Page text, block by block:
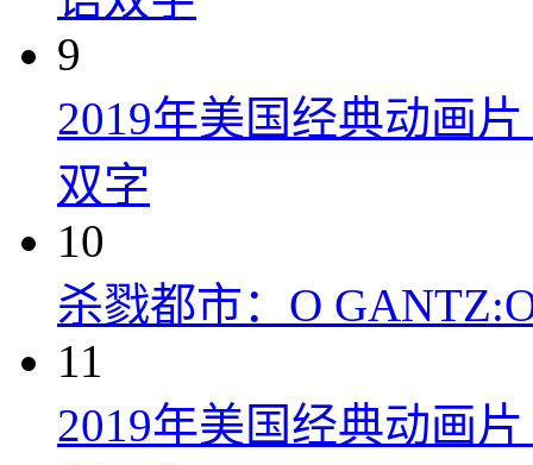
9
2019年美国经典动画
双字
10
杀戮都市：O
11
2019年美国经典动画